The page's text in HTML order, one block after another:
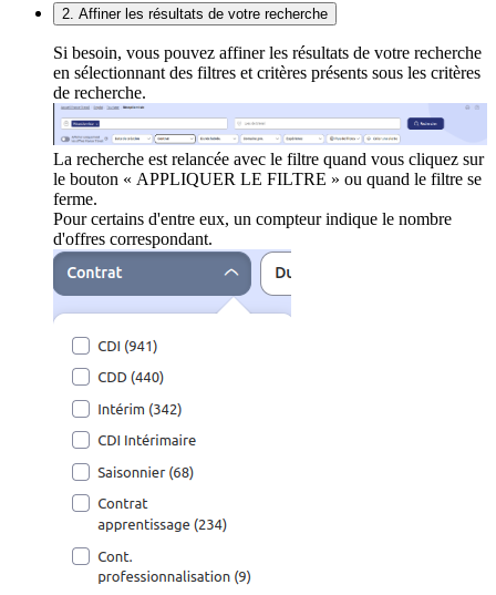
2. Affiner les résultats de votre recherche
Si besoin, vous pouvez affiner les résultats de votre recherche
en sélectionnant des filtres et critères présents sous les critères
de recherche.
La recherche est relancée avec le filtre quand vous cliquez sur
le bouton « APPLIQUER LE FILTRE » ou quand le filtre se
ferme.
Pour certains d'entre eux, un compteur indique le nombre
d'offres correspondant.